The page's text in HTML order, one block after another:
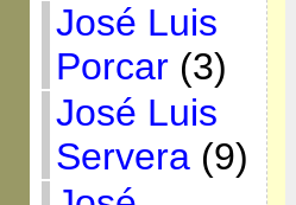
José Luis
Porcar(3)
José Luis
Servera(9)